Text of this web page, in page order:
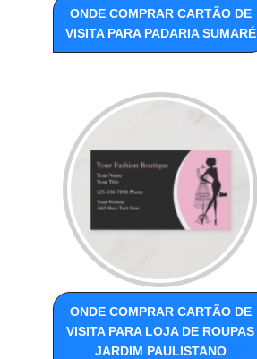
ONDE COMPRAR CARTÃO DE
VISITA PARA PADARIA SUMARÉ
ONDE COMPRAR CARTÃO DE
VISITA PARA LOJA DE ROUPAS
JARDIM PAULISTANO